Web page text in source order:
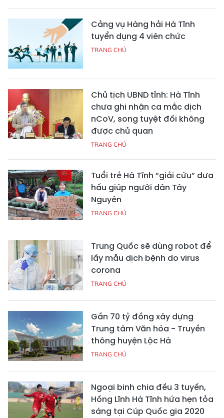
Cảng vụ Hàng hải Hà Tĩnh
tuyển dụng 4 viên chức
TRANG CHỦ
Chủ tịch UBND tỉnh: Hà Tĩnh
chưa ghi nhận ca mắc dịch
nCoV, song tuyệt đối không
được chủ quan
TRANG CHỦ
Tuổi trẻ Hà Tĩnh “giải cứu” dưa
hấu giúp người dân Tây
Nguyên
TRANG CHỦ
Trung Quốc sẽ dùng robot để
lấy mẫu dịch bệnh do virus
corona
TRANG CHỦ
Gần 70 tỷ đồng xây dựng
Trung tâm Văn hóa - Truyền
thông huyện Lộc Hà
TRANG CHỦ
Ngoại binh chia đều 3 tuyến,
Hồng Lĩnh Hà Tĩnh hứa hẹn tỏa
sáng tại Cúp Quốc gia 2020